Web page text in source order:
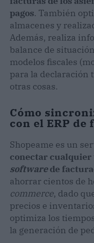
pagos. También
almacenes y
Además, realiza
balance de
modelos fiscales
para la declaración
otras cosas.
Cómo
con el ERP
Shopeame es un
conectar cualquier
softwarede
ahorrar cientos de
commerce, dado
precios e
optimiza los
la generación de